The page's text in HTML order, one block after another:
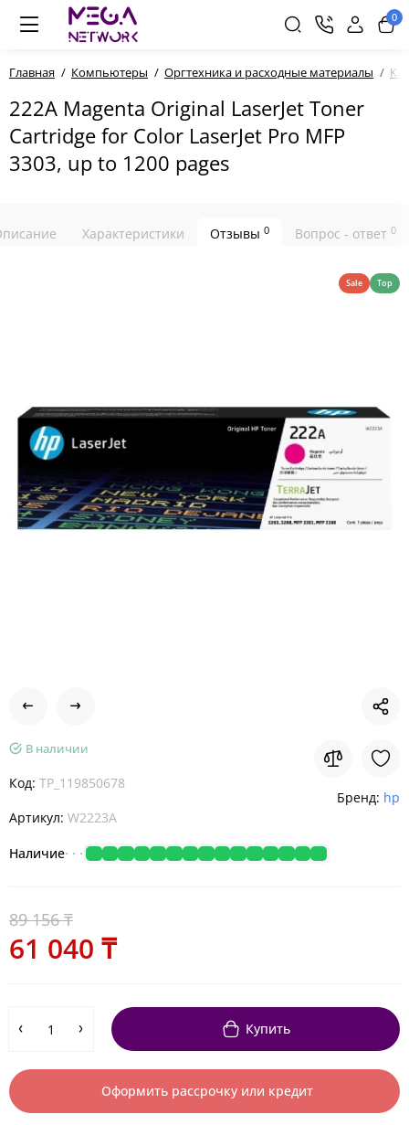
0
Главная Компьютеры Оргтехника и расходные материалы
222A Magenta Original LaserJet Toner
Cartridge for Color LaserJet Pro MFP
3303, up to 1200 pages
Характеристики Отзывы 0 Вопрос - ответ 0
Sale Top
В наличии
Код: TP_119850678
Артикул: W2223A
Наличие
Бренд: hp
89 156 ₸
61 040 ₸
Купить
Оформить рассрочку или кредит